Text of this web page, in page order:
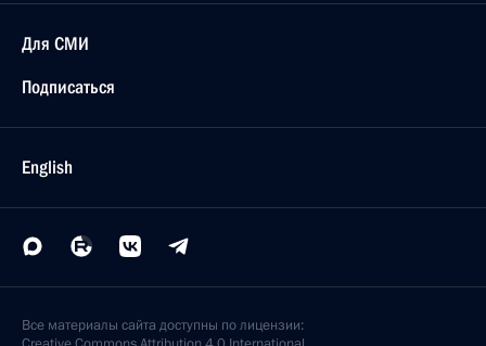
Для СМИ
Подписаться
English
Все материалы сайта доступны по лицензии: